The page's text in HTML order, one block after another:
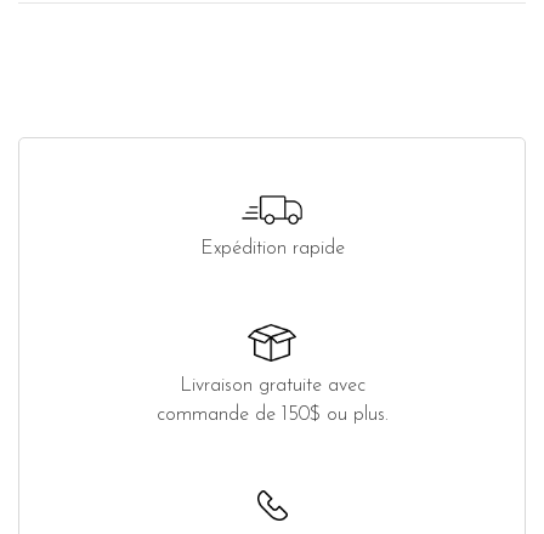
Expédition rapide
Livraison gratuite avec
commande de 150$ ou plus.